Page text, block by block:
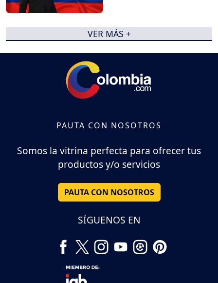
VER MÁS +
PAUTA CON NOSOTROS
Somos la vitrina perfecta para ofrecer tus
productos y/o servicios
PAUTA CON NOSOTROS
SÍGUENOS EN